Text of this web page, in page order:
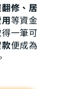
修、居
等資金
一筆可
便成為